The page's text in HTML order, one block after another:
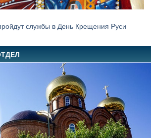
службы в День Крещения Руси